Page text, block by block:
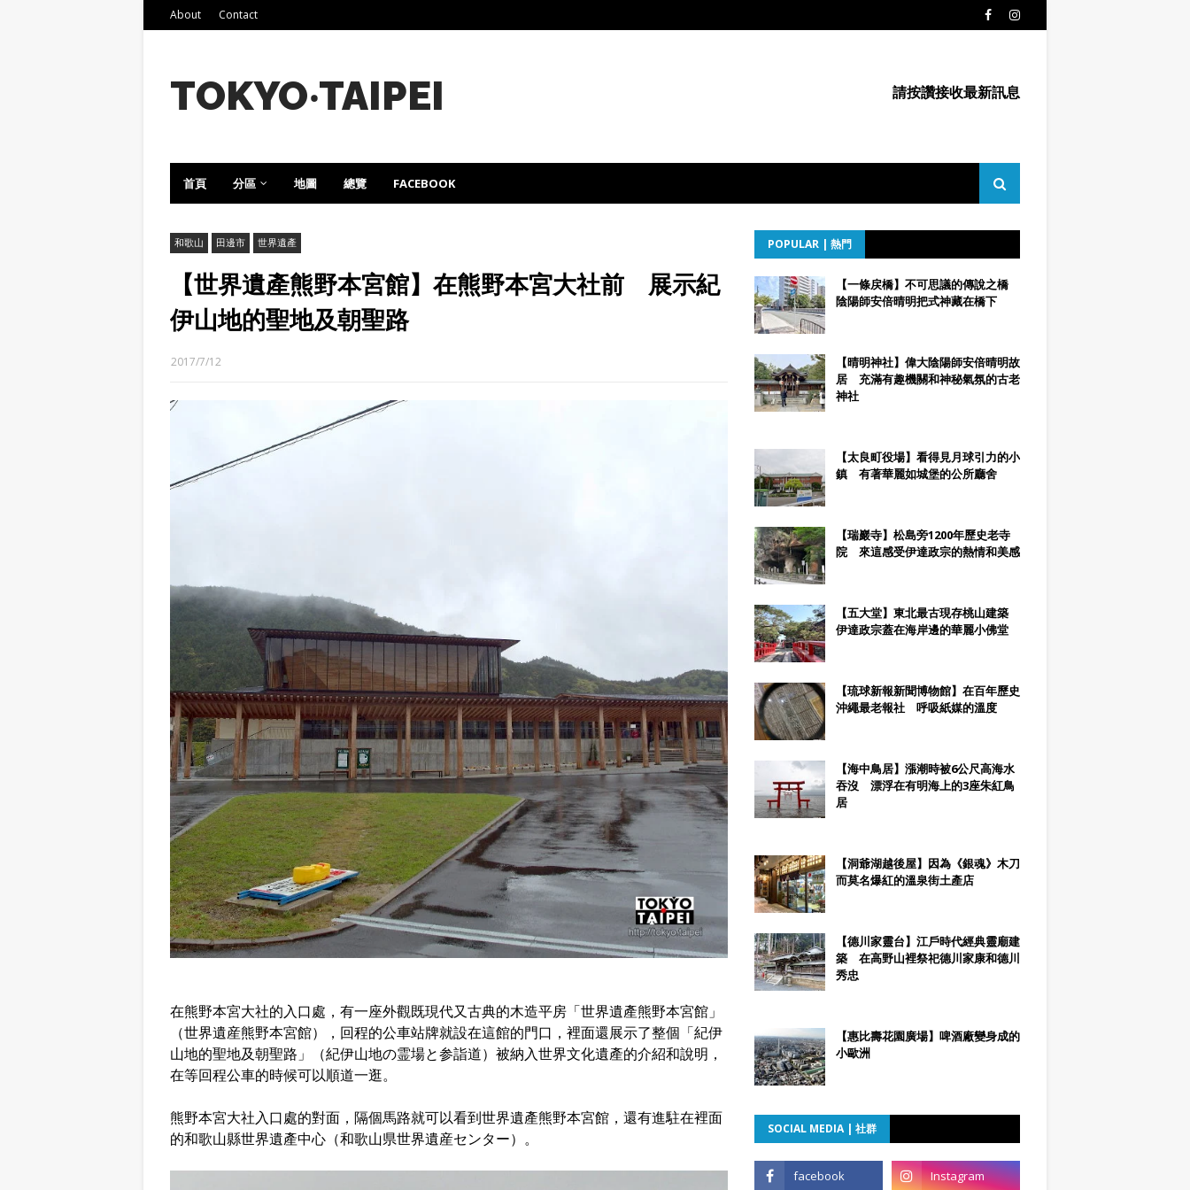
About Contact
TOKYO‧TAIPEI 請按讚接收最新訊息
首頁 分區 地圖 總覽 FACEBOOK
和歌山 田邊市 世界遺產
【世界遺產熊野本宮館】在熊野本宮大社前 展示紀
伊山地的聖地及朝聖路
2017/7/12
在熊野本宮大社的入口處，有一座外觀既現代又古典的木造平房「世界遺產熊野本宮館」
（世界遺産熊野本宮館），回程的公車站牌就設在這館的門口，裡面還展示了整個「紀伊
山地的聖地及朝聖路」（紀伊山地の霊場と参詣道）被納入世界文化遺產的介紹和說明，
在等回程公車的時候可以順道一逛。
熊野本宮大社入口處的對面，隔個馬路就可以看到世界遺產熊野本宮館，還有進駐在裡面
的和歌山縣世界遺產中心（和歌山県世界遺産センター）。
POPULAR | 熱門
【一條戻橋】不可思議的傳說之橋
陰陽師安倍晴明把式神藏在橋下
【晴明神社】偉大陰陽師安倍晴明故
居 充滿有趣機關和神秘氣氛的古老
神社
【太良町役場】看得見月球引力的小
鎮 有著華麗如城堡的公所廳舍
【瑞巖寺】松島旁1200年歷史老寺
院 來這感受伊達政宗的熱情和美感
【五大堂】東北最古現存桃山建築
伊達政宗蓋在海岸邊的華麗小佛堂
【琉球新報新聞博物館】在百年歷史
沖繩最老報社 呼吸紙媒的溫度
【海中鳥居】漲潮時被6公尺高海水
吞沒 漂浮在有明海上的3座朱紅鳥
居
【洞爺湖越後屋】因為《銀魂》木刀
而莫名爆紅的溫泉街土產店
【德川家靈台】江戶時代經典靈廟建
築 在高野山裡祭祀德川家康和德川
秀忠
【惠比壽花園廣場】啤酒廠變身成的
小歐洲
SOCIAL MEDIA | 社群